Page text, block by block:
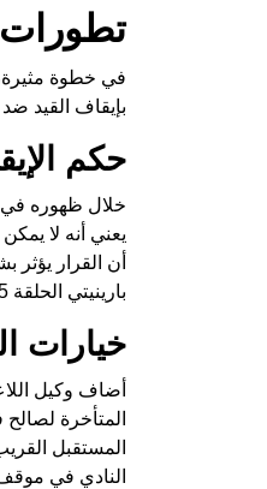
تطورات
في خطوة
بإيقاف القيد
حكم
خلال ظهوره في
يعني أنه لا
أن القرار
بارينيتي الحلقة 85
خيارات
أضاف وكيل
المتأخرة
المستقبل
النادي في